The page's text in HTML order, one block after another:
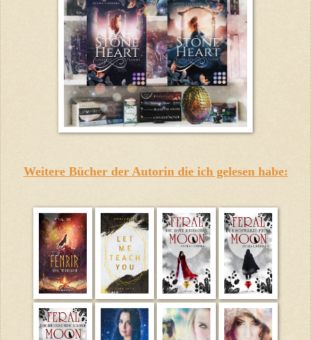
Weitere Bücher der Autorin die ich gelesen habe: